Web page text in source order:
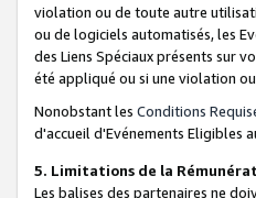
violation ou de toute autre
ou de logiciels automatisés, les
des Liens Spéciaux présents sur
été appliqué ou si une violation
Nonobstant les Conditions
d'accueil d'Evénements Eligibles
5. Limitations de la
Les balises des partenaires ne